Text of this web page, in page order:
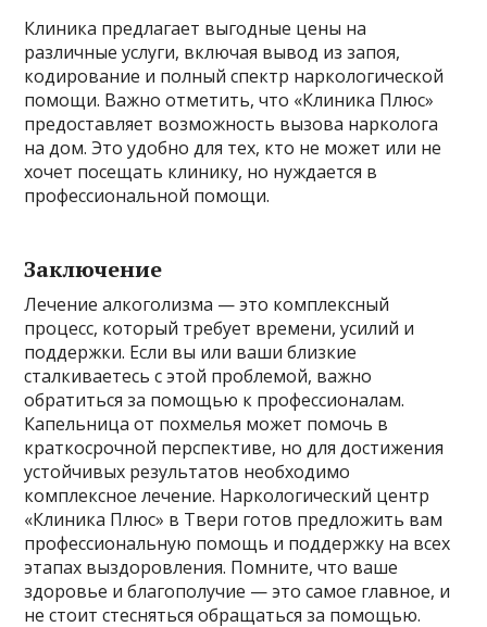
Клиника предлагает выгодные цены на
различные услуги, включая вывод из запоя,
кодирование и полный спектр наркологической
помощи. Важно отметить, что «Клиника Плюс»
предоставляет возможность вызова нарколога
на дом. Это удобно для тех, кто не может или не
хочет посещать клинику, но нуждается в
профессиональной помощи.
Заключение
Лечение алкоголизма — это комплексный
процесс, который требует времени, усилий и
поддержки. Если вы или ваши близкие
сталкиваетесь с этой проблемой, важно
обратиться за помощью к профессионалам.
Капельница от похмелья может помочь в
краткосрочной перспективе, но для достижения
устойчивых результатов необходимо
комплексное лечение. Наркологический центр
«Клиника Плюс» в Твери готов предложить вам
профессиональную помощь и поддержку на всех
этапах выздоровления. Помните, что ваше
здоровье и благополучие — это самое главное, и
не стоит стесняться обращаться за помощью.